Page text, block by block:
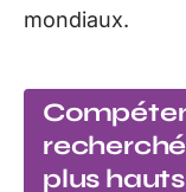
mondiaux.
plus